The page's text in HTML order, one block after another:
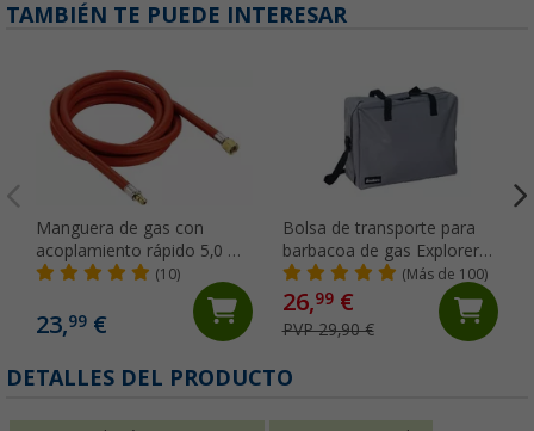
TAMBIÉN TE PUEDE INTERESAR
Manguera de gas con
acoplamiento rápido 5,0 m
Cadac
(10)
23,99 €
Bolsa de transporte para
barbacoa de gas Explorer
Enders
(Más de 100)
26,99€
PVP 29,90 €
DETALLES DEL PRODUCTO